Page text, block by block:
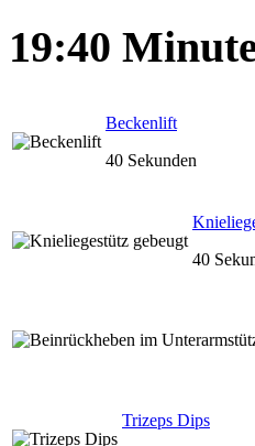
19:40
Beckenlift
40 Sekunden
40
Trizeps Dips